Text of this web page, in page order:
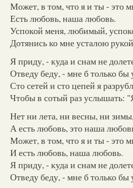
Может, в том, что я и ты - это
Есть любовь, наша любовь.
Успокой меня, любимый,
Дотянись ко мне усталою
Я приду, - куда и снам не
Отведу беду, - мне б только бы
Сто сетей и сто цепей я
Чтобы в сотый раз услышать:
Нет ни лета, ни весны, ни зимы,
А есть любовь, это наша
Может, в том, что я и ты - это
И есть любовь, наша любовь.
Я приду, - куда и снам не
Отведу беду, - мне б только бы